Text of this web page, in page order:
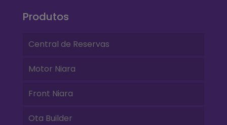
Produtos
Central de Reservas
Motor Niara
Front Niara
Ota Builder